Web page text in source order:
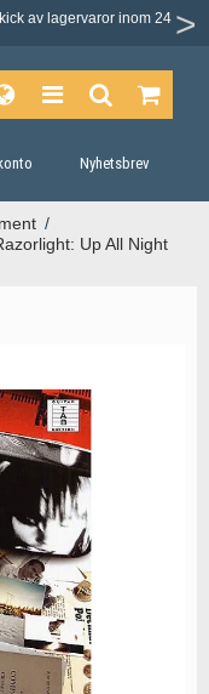
av lagervaror inom 24
Nyhetsbrev
/
Up All Night